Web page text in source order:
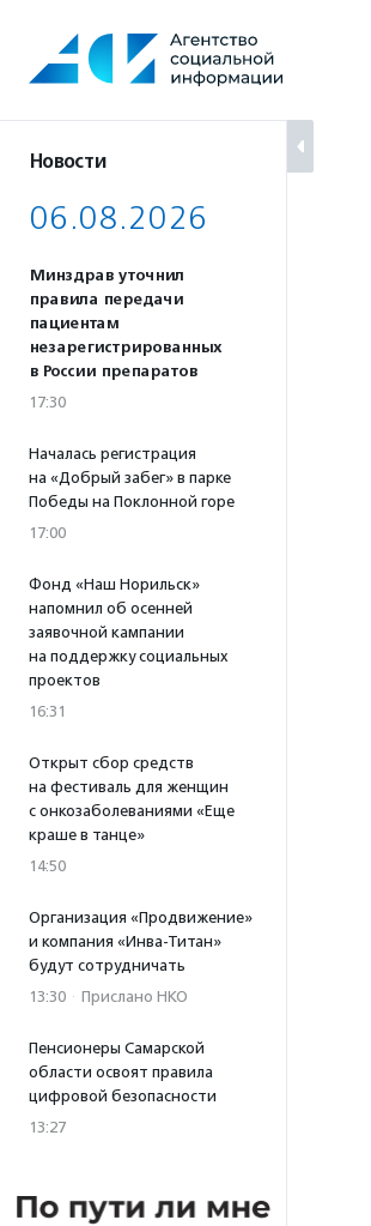
содержанию
Новости
06.08.2026
Минздрав уточнил
правила передачи
пациентам
незарегистрированных
в России препаратов
17:30
Началась регистрация
на «Добрый забег» в парке
Победы на Поклонной горе
17:00
Фонд «Наш Норильск»
напомнил об осенней
заявочной кампании
на поддержку социальных
проектов
16:31
Открыт сбор средств
на фестиваль для женщин
с онкозаболеваниями «Еще
краше в танце»
14:50
Организация «Продвижение»
и компания «Инва-Титан»
будут сотрудничать
13:30 · Прислано НКО
Пенсионеры Самарской
области освоят правила
цифровой безопасности
13:27